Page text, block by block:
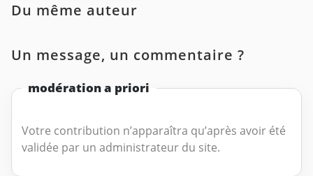
Du même auteur
Un message, un commentaire ?
modération a priori
Votre contribution n’apparaîtra qu’après avoir été
validée par un administrateur du site.